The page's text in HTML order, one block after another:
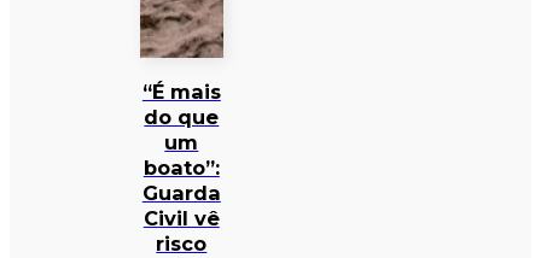
“É mais
do que
um
boato”:
Guarda
Civil vê
risco